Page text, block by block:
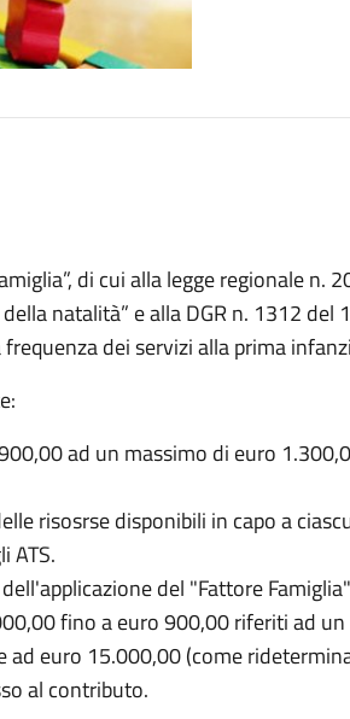
di cui alla legge regionale n.
natalità” e alla DGR n. 1312 del
dei servizi alla prima
ad un massimo di euro
risosrse disponibili in capo a
ATS.
del "Fattore
fino a euro 900,00 riferiti ad
ad euro 15.000,00 (come
al contributo.